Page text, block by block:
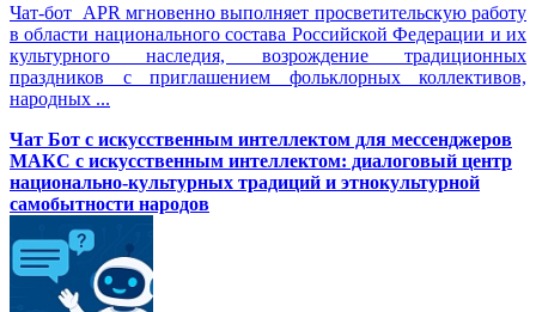
Чат-бот APR мгновенно выполняет просветительскую работу
в области национального состава Российской Федерации и их
культурного наследия, возрождение традиционных
праздников с приглашением фольклорных коллективов,
народных ...
Чат Бот с искусственным интеллектом для мессенджеров
МАКС с искусственным интеллектом: диалоговый центр
национально-культурных традиций и этнокультурной
самобытности народов